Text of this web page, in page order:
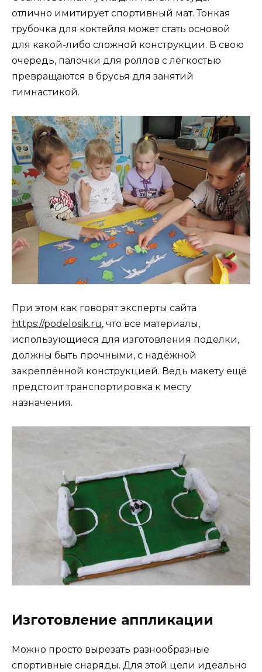
отлично имитирует спортивный мат. Тонкая
трубочка для коктейля может стать основой
для какой-либо сложной конструкции. В свою
очередь, палочки для роллов с лёгкостью
превращаются в брусья для занятий
гимнастикой.
При этом как говорят эксперты сайта
https://podelosik.ru, что все материалы,
использующиеся для изготовления поделки,
должны быть прочными, с надёжной
закреплённой конструкцией. Ведь макету ещё
предстоит транспортировка к месту
назначения.
Изготовление аппликации
Можно просто вырезать разнообразные
спортивные снаряды. Для этой цели идеально